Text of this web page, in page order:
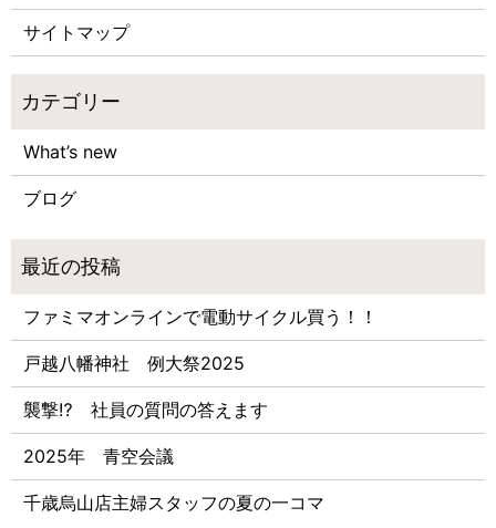
サイトマップ
What’s new
ブログ
ファミマオンラインで電動サイクル買う！！
戸越八幡神社 例大祭2025
襲撃⁉ 社員の質問の答えます
2025年 青空会議
千歳烏山店主婦スタッフの夏の一コマ